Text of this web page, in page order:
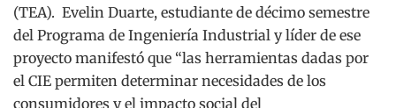
(TEA). Evelin Duarte, estudiante de décimo semestre
del Programa de Ingeniería Industrial y líder de ese
proyecto manifestó que “las herramientas dadas por
el CIE permiten determinar necesidades de los
consumidores y el impacto social del